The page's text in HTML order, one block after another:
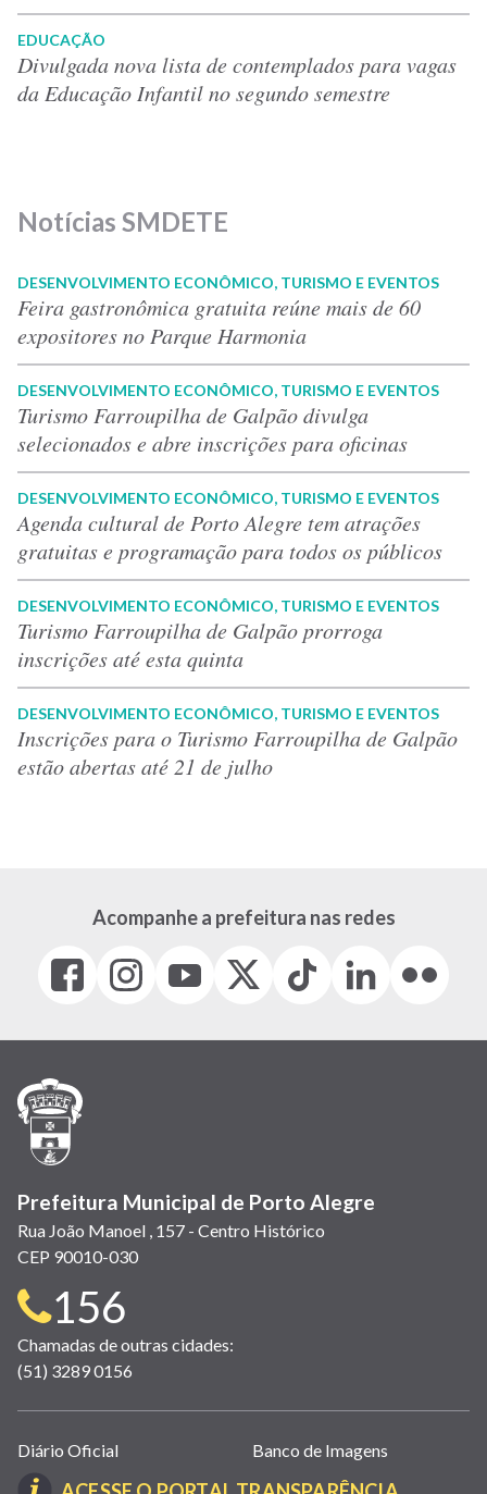
EDUCAÇÃO
Divulgada nova lista de contemplados para vagas
da Educação Infantil no segundo semestre
Notícias SMDETE
DESENVOLVIMENTO ECONÔMICO, TURISMO E EVENTOS
Feira gastronômica gratuita reúne mais de 60
expositores no Parque Harmonia
DESENVOLVIMENTO ECONÔMICO, TURISMO E EVENTOS
Turismo Farroupilha de Galpão divulga
selecionados e abre inscrições para oficinas
DESENVOLVIMENTO ECONÔMICO, TURISMO E EVENTOS
Agenda cultural de Porto Alegre tem atrações
gratuitas e programação para todos os públicos
DESENVOLVIMENTO ECONÔMICO, TURISMO E EVENTOS
Turismo Farroupilha de Galpão prorroga
inscrições até esta quinta
DESENVOLVIMENTO ECONÔMICO, TURISMO E EVENTOS
Inscrições para o Turismo Farroupilha de Galpão
estão abertas até 21 de julho
Acompanhe a prefeitura nas redes
Facebook
(link
em
janela)
Instagram
(link
em
(link
em
(Antigo
(link
Tiktok
(link
em
LinkedIn
(link
em
(link
em
Prefeitura Municipal de Porto Alegre
Rua João Manoel , 157 - Centro Histórico
CEP 90010-030
Telefone
para
contato:
156
Chamadas de outras cidades:
(51) 3289 0156
Links
úteis
Diário Oficial Banco de Imagens